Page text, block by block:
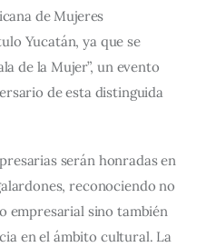
de Mujeres
Yucatán, ya que se
de la Mujer”, un evento
de esta distinguida
serán honradas en
reconociendo no
empresarial sino también
en el ámbito cultural. La